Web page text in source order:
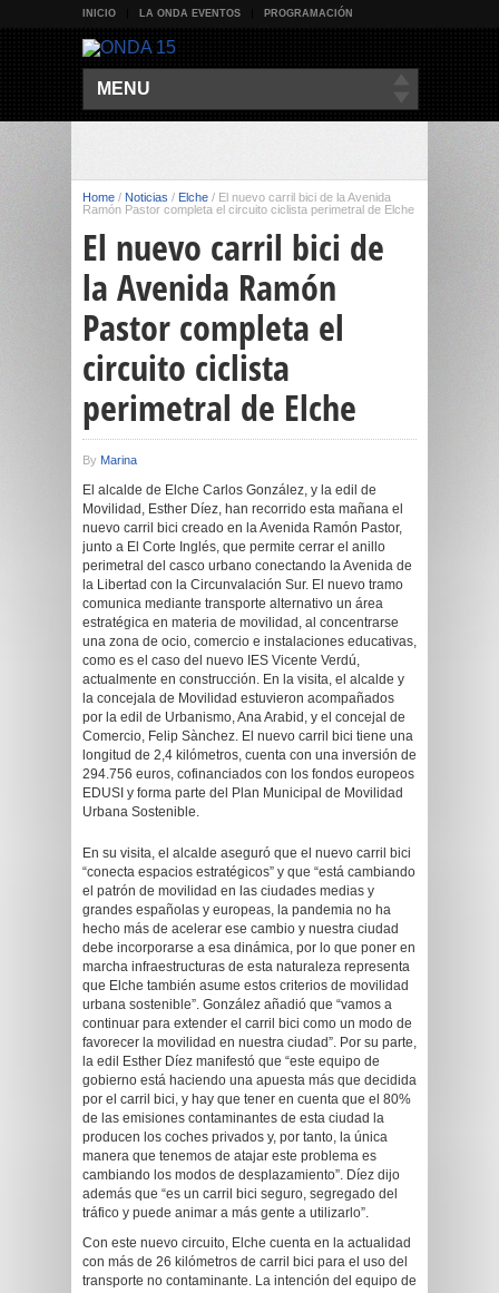
INICIO LA ONDA EVENTOS PROGRAMACIÓN
MENU
Home / Noticias / Elche / El nuevo carril bici de la Avenida
Ramón Pastor completa el circuito ciclista perimetral de Elche
El nuevo carril bici de
la Avenida Ramón
Pastor completa el
circuito ciclista
perimetral de Elche
By Marina
El alcalde de Elche Carlos González, y la edil de
Movilidad, Esther Díez, han recorrido esta mañana el
nuevo carril bici creado en la Avenida Ramón Pastor,
junto a El Corte Inglés, que permite cerrar el anillo
perimetral del casco urbano conectando la Avenida de
la Libertad con la Circunvalación Sur. El nuevo tramo
comunica mediante transporte alternativo un área
estratégica en materia de movilidad, al concentrarse
una zona de ocio, comercio e instalaciones educativas,
como es el caso del nuevo IES Vicente Verdú,
actualmente en construcción. En la visita, el alcalde y
la concejala de Movilidad estuvieron acompañados
por la edil de Urbanismo, Ana Arabid, y el concejal de
Comercio, Felip Sànchez. El nuevo carril bici tiene una
longitud de 2,4 kilómetros, cuenta con una inversión de
294.756 euros, cofinanciados con los fondos europeos
EDUSI y forma parte del Plan Municipal de Movilidad
Urbana Sostenible.
En su visita, el alcalde aseguró que el nuevo carril bici
“conecta espacios estratégicos” y que “está cambiando
el patrón de movilidad en las ciudades medias y
grandes españolas y europeas, la pandemia no ha
hecho más de acelerar ese cambio y nuestra ciudad
debe incorporarse a esa dinámica, por lo que poner en
marcha infraestructuras de esta naturaleza representa
que Elche también asume estos criterios de movilidad
urbana sostenible”. González añadió que “vamos a
continuar para extender el carril bici como un modo de
favorecer la movilidad en nuestra ciudad”. Por su parte,
la edil Esther Díez manifestó que “este equipo de
gobierno está haciendo una apuesta más que decidida
por el carril bici, y hay que tener en cuenta que el 80%
de las emisiones contaminantes de esta ciudad la
producen los coches privados y, por tanto, la única
manera que tenemos de atajar este problema es
cambiando los modos de desplazamiento”. Díez dijo
además que “es un carril bici seguro, segregado del
tráfico y puede animar a más gente a utilizarlo”.
Con este nuevo circuito, Elche cuenta en la actualidad
con más de 26 kilómetros de carril bici para el uso del
transporte no contaminante. La intención del equipo de